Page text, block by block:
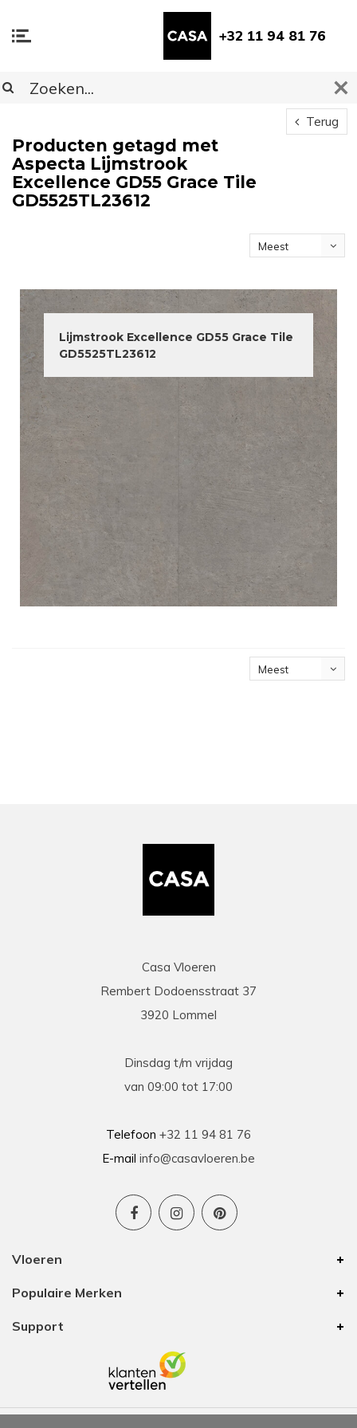
+32 11 94 81 76
Terug
Producten getagd met
Aspecta Lijmstrook
Excellence GD55 Grace Tile
GD5525TL23612
Meest
Lijmstrook Excellence GD55 Grace Tile
GD5525TL23612
Meest
Casa Vloeren
Rembert Dodoensstraat 37
3920 Lommel
Dinsdag t/m vrijdag
van 09:00 tot 17:00
Telefoon +32 11 94 81 76
E-mail info@casavloeren.be
Vloeren
Populaire Merken
Support